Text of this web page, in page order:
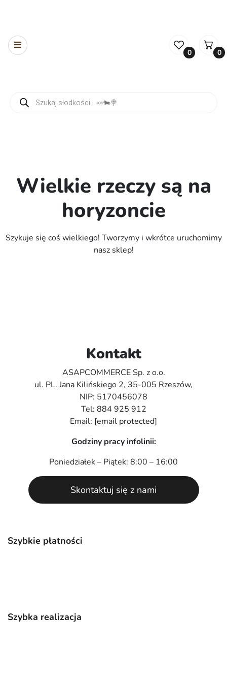
0 0
Wielkie rzeczy są na
horyzoncie
Szykuje się coś wielkiego! Tworzymy i wkrótce uruchomimy
nasz sklep!
Szybkie płatności
Szybka realizacja
Kontakt
ASAPCOMMERCE Sp. z o.o.
ul. PL. Jana Kilińskiego 2, 35-005 Rzeszów,
NIP: 5170456078
Tel: 884 925 912
Email: [email protected]
Godziny pracy infolinii:
Poniedziałek – Piątek: 8:00 – 16:00
Skontaktuj się z nami